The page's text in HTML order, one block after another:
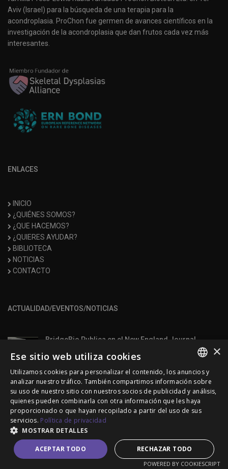
Aviv (Israel) para la búsqueda de una terapia para la
acondroplasia. ProChon fue germen de avances científicos en la
investigación de la acondroplasia que dan frutos cada vez más
interesantes.
ENLACES
INICIO
¿QUIÉNES SOMOS?
¿QUE HACEMOS?
¿QUIERES AYUDAR?
BIBLIOTECA
NOTICIAS
CONTACTO
ACTUALIDAD/EVENTOS/NOTICIAS
BridgeBio Publica en el New England Journal
(NEJM.org) los resultados de la fase 3 del ensayo
clínico con infigratinib oral en niños con
acondroplasia
30/06/2026
VII Premios ALPE
04/06/2026
ADEE Expertos: programa de formación de
pacientes 2025
SPANISH
ENGLISH
PORTUGUESE
×
Ese sitio web utiliza cookies
Utilizamos cookies para personalizar el contenido, los anuncios y
analizar nuestro tráfico. También compartimos información sobre
su uso de nuestro sitio con nuestros socios de publicidad y análisis,
quienes pueden combinarla con otra información que les haya
proporcionado o que hayan recopilado a partir del uso de sus
servicios. Política de privacidad
MOSTRAR DETALLES
ACEPTAR TODO RECHAZAR TODO
POWERED BY COOKIESCRIPT